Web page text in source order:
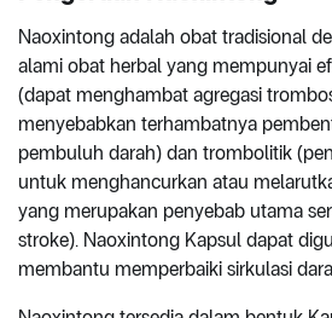
Naoxintong adalah obat tradisional
alami obat herbal yang mempunyai
(dapat menghambat agregasi
menyebabkan terhambatnya
pembuluh darah) dan trombolitik
untuk menghancurkan atau
yang merupakan penyebab utama
stroke). Naoxintong Kapsul dapat
membantu memperbaiki sirkulasi